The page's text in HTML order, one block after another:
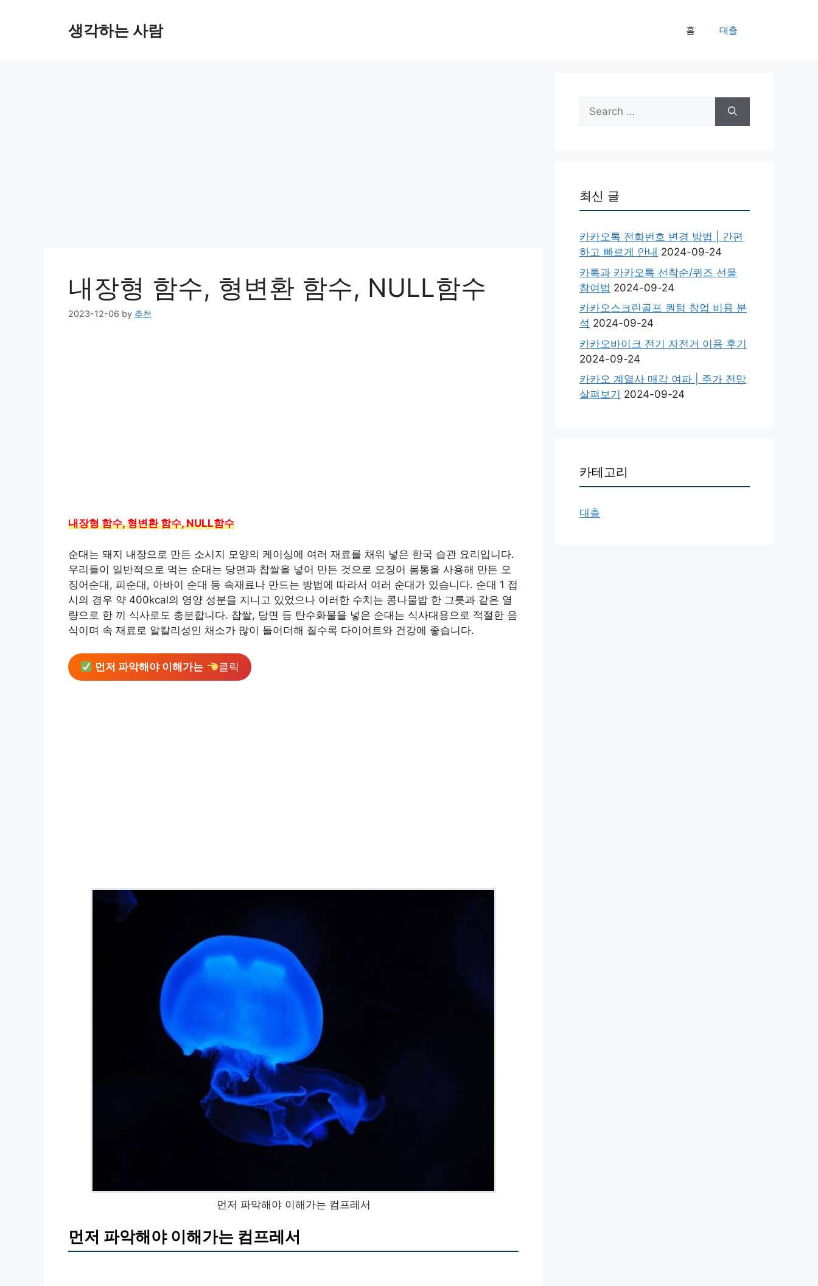
생각하는 사람 홈 대출
내장형 함수, 형변환 함수, NULL함수
2023-12-06 by 추천
내장형 함수, 형변환 함수, NULL함수
순대는 돼지 내장으로 만든 소시지 모양의 케이싱에 여러 재료를 채워 넣은 한국 습관 요리입니다.
우리들이 일반적으로 먹는 순대는 당면과 찹쌀을 넣어 만든 것으로 오징어 몸통을 사용해 만든 오
징어순대, 피순대, 아바이 순대 등 속재료나 만드는 방법에 따라서 여러 순대가 있습니다. 순대 1 접
시의 경우 약 400kcal의 영양 성분을 지니고 있었으나 이러한 수치는 콩나물밥 한 그릇과 같은 열
량으로 한 끼 식사로도 충분합니다. 찹쌀, 당면 등 탄수화물을 넣은 순대는 식사대용으로 적절한 음
식이며 속 재료로 알칼리성인 채소가 많이 들어더해 질수록 다이어트와 건강에 좋습니다.
먼저 파악해야 이해가는 클릭
먼저 파악해야 이해가는 컴프레서
먼저 파악해야 이해가는 컴프레서
Search
for:
최신 글
카카오톡 전화번호 변경 방법 | 간편
하고 빠르게 안내 2024-09-24
카톡과 카카오톡 선착순/퀴즈 선물
참여법 2024-09-24
카카오스크린골프 퀀텀 창업 비용 분
석 2024-09-24
카카오바이크 전기 자전거 이용 후기
2024-09-24
카카오 계열사 매각 여파 | 주가 전망
살펴보기 2024-09-24
카테고리
대출